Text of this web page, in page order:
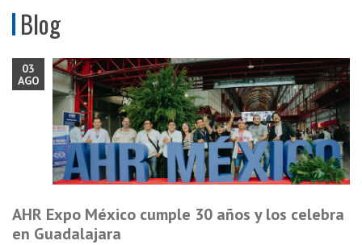
Blog
03
AGO
AHR Expo México cumple 30 años y los celebra
en Guadalajara